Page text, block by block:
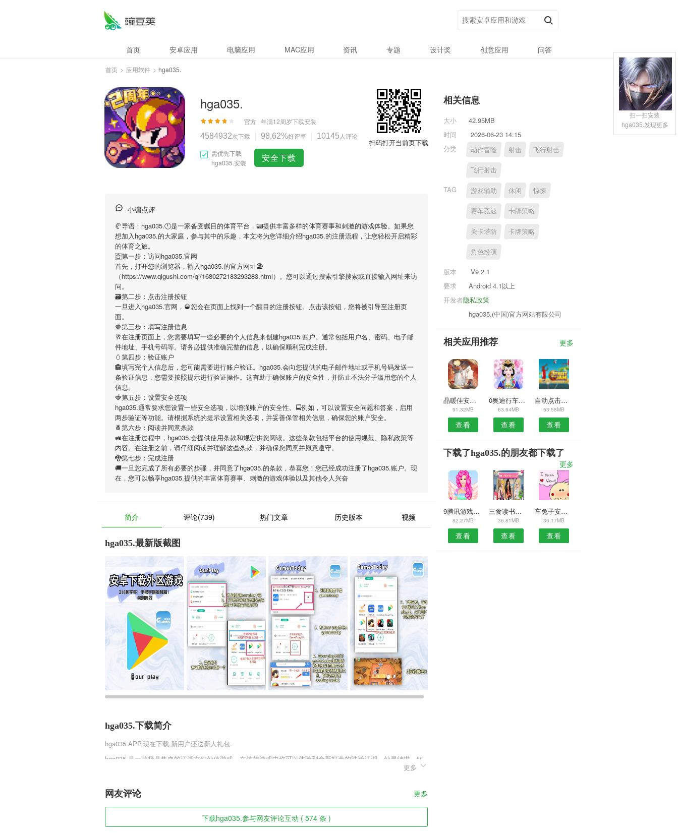
首页 安卓应用 电脑应用 MAC应用 资讯 专题 设计奖 创意应用 问答
首页 > 应用软件 > hga035.
hga035.
官方 年满12周岁下载安装
4584932次下载 98.62%好评率 10145 人评论
需优先下载
hga035.安装
安全下载
扫码打开当前页下载
小编点评
🥐导语： hga035.🕛是一家备受瞩目的体育平台，📟提供丰富多样的体育赛事和刺激的游戏体验。如果您
想加入hga035.的大家庭，参与其中的乐趣，本文将为您详细介绍hga035.的注册流程，让您轻松开启精彩
的体育之旅。
🈴第一步：访问hga035.官网
首先，打开您的浏览器，输入hga035.的官方网址🏖
（https://www.qigushi.com/qi/1680272183293283.html）。您可以通过搜索引擎搜索或直接输入网址来访
问。
🗃第二步：点击注册按钮
一旦进入hga035.官网，🥃您会在页面上找到一个醒目的注册按钮。点击该按钮，您将被引导至注册页
面。
🍓第三步：填写注册信息
🥂在注册页面上，您需要填写一些必要的个人信息来创建hga035.账户。通常包括用户名、密码、电子邮
件地址、手机号码等。请务必提供准确完整的信息，以确保顺利完成注册。
🥚第四步：验证账户
🏤填写完个人信息后，您可能需要进行账户验证。 hga035.会向您提供的电子邮件地址或手机号码发送一
条验证信息，您需要按照提示进行验证操作。这有助于确保账户的安全性，并防止不法分子滥用您的个人
信息。
🍓第五步：设置安全选项
hga035.通常要求您设置一些安全选项，以增强账户的安全性。🚍例如，可以设置安全问题和答案，启用
两步验证等功能。请根据系统的提示设置相关选项，并妥善保管相关信息，确保您的账户安全。
🍍第六步：阅读并同意条款
🚜在注册过程中， hga035.会提供使用条款和规定供您阅读。这些条款包括平台的使用规范、隐私政策等
内容。在注册之前，请仔细阅读并理解这些条款，并确保您同意并愿意遵守。
🐉第七步：完成注册
🚚一旦您完成了所有必要的步骤，并同意了hga035.的条款，恭喜您！您已经成功注册了hga035.账户。现
在，您可以畅享hga035.提供的丰富体育赛事、刺激的游戏体验以及其他令人兴奋
简介 评论(739) 热门文章 历史版本 视频
hga035.最新版截图
hga035.下载简介
hga035.APP,现在下载,新用户还送新人礼包.
hga035.是一款极具热血的江湖玄幻仙侠游戏，在这款游戏中你可以体验到全新打造的浩瀚江湖，仙灵转世，铸
成身体，体现小说主角一般的冒险战争图，指尖尾草的华丽展现，仗剑走天涯的凛凛侠气，让你感受下这个世界
hga035.软件特色
2,您可以实时保存您的图片，这样您就可以防止它丢失
更多
网友评论 更多
下载hga035.参与网友评论互动 ( 574 条 )
相关信息
大小
42.95MB
时间
2026-06-23 14:15
分类
动作冒险 射击 飞行射击
飞行射击
TAG 游戏辅助 休闲 惊悚
赛车竞速 卡牌策略
关卡塔防 卡牌策略
角色扮演
版本
V9.2.1
要求
Android 4.1以上
隐私政策
开发者
hga035.(中国)官方网站有限公司
相关应用推荐 更多
晶暖佳安卓版
91.32MB
查看
0奥迪行车记录仪APP
63.64MB
查看
自动点击专家APP
53.58MB
查看
下载了hga035.的朋友都下载了
更多
9腾讯游戏手柄手机版
82.27MB
查看
三食读书会安卓版
36.81MB
查看
车兔子安卓版
36.17MB
查看
扫一扫安装
hga035.发现更多